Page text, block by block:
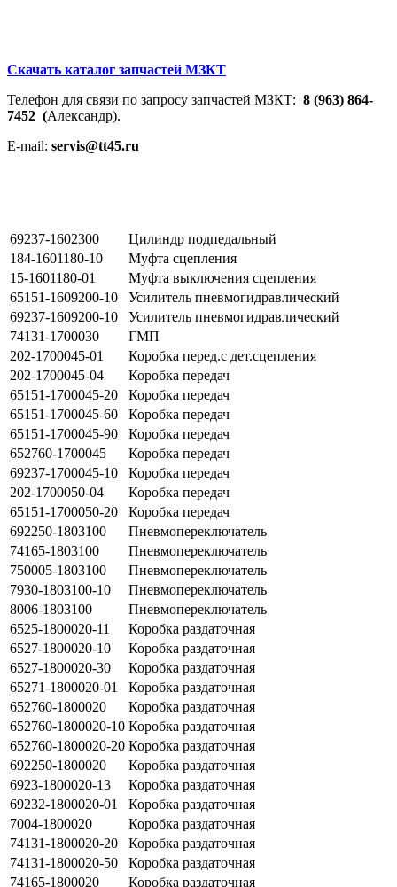
Скачать каталог запчастей МЗКТ
Телефон для связи по запросу запчастей МЗКТ: 8 (963) 864-
7452 (Александр).
E-mail: servis@tt45.ru
69237-1602300
Цилиндр подпедальный
184-1601180-10
Муфта сцепления
15-1601180-01
Муфта выключения сцепления
65151-1609200-10
Усилитель пневмогидравлический
69237-1609200-10
Усилитель пневмогидравлический
74131-1700030
ГМП
202-1700045-01
Коробка перед.с дет.сцепления
202-1700045-04
Коробка передач
65151-1700045-20
Коробка передач
65151-1700045-60
Коробка передач
65151-1700045-90
Коробка передач
652760-1700045
Коробка передач
69237-1700045-10
Коробка передач
202-1700050-04
Коробка передач
65151-1700050-20
Коробка передач
692250-1803100
Пневмопереключатель
74165-1803100
Пневмопереключатель
750005-1803100
Пневмопереключатель
7930-1803100-10
Пневмопереключатель
8006-1803100
Пневмопереключатель
6525-1800020-11
Коробка раздаточная
6527-1800020-10
Коробка раздаточная
6527-1800020-30
Коробка раздаточная
65271-1800020-01
Коробка раздаточная
652760-1800020
Коробка раздаточная
652760-1800020-10 Коробка раздаточная
652760-1800020-20 Коробка раздаточная
692250-1800020
Коробка раздаточная
6923-1800020-13
Коробка раздаточная
69232-1800020-01
Коробка раздаточная
7004-1800020
Коробка раздаточная
74131-1800020-20
Коробка раздаточная
74131-1800020-50
Коробка раздаточная
74165-1800020
Коробка раздаточная